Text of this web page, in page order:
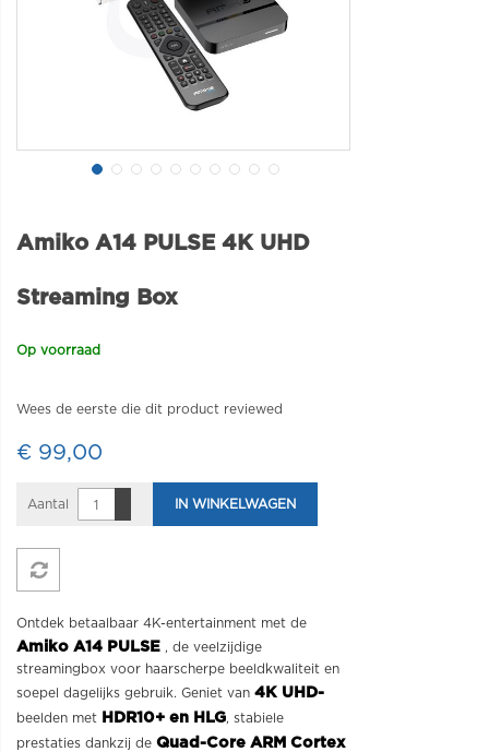
Amiko A14 PULSE 4K UHD
Streaming Box
Op voorraad
Wees de eerste die dit product reviewed
€ 99,00
Aantal IN WINKELWAGEN
Ontdek betaalbaar 4K-entertainment met de
Amiko A14 PULSE , de veelzijdige
streamingbox voor haarscherpe beeldkwaliteit en
soepel dagelijks gebruik. Geniet van 4K UHD-
beelden met HDR10+ en HLG, stabiele
prestaties dankzij de Quad-Core ARM Cortex